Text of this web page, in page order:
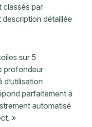
classés par
détaillée
sur 5
profondeur
d’utilisation
parfaitement à
automatisé
»